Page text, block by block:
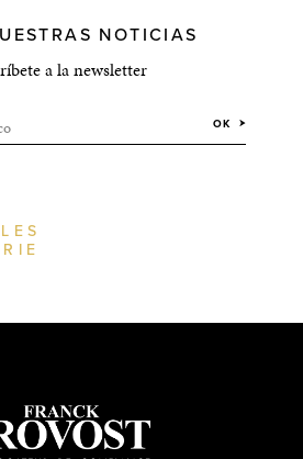
NOTICIAS
a la newsletter
OK